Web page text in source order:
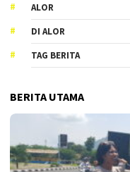
ALOR
DI ALOR
TAG BERITA
BERITA UTAMA